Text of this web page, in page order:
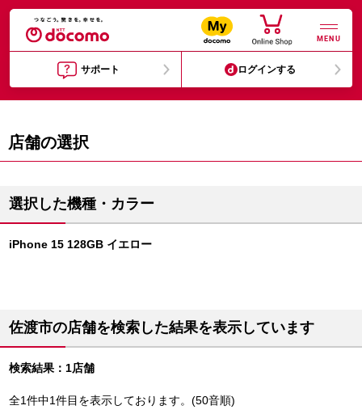
MENU
サポート ログインする
店舗の選択
選択した機種・カラー
iPhone 15 128GB イエロー
佐渡市の店舗を検索した結果を表示しています
検索結果：1店舗
全1件中1件目を表示しております。(50音順)